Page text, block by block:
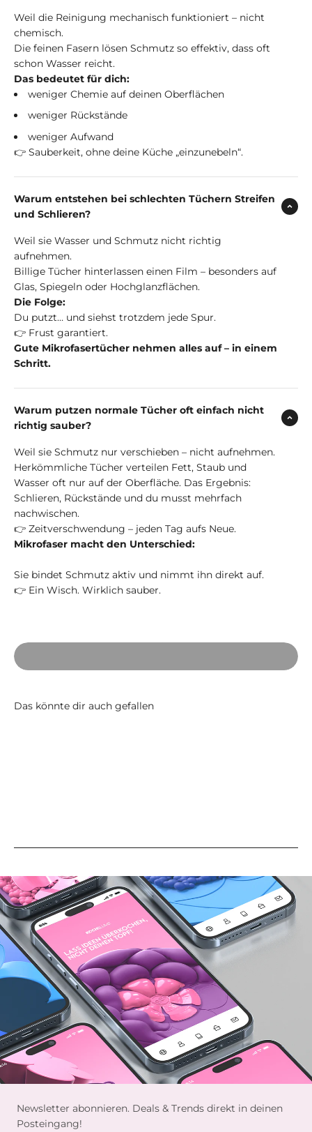
Weil die Reinigung mechanisch funktioniert – nicht
chemisch.
Die feinen Fasern lösen Schmutz so effektiv, dass oft
schon Wasser reicht.
Das bedeutet für dich:
weniger Chemie auf deinen Oberflächen
weniger Rückstände
weniger Aufwand
👉 Sauberkeit, ohne deine Küche „einzunebeln“.
Warum entstehen bei schlechten Tüchern Streifen
und Schlieren?
Weil sie Wasser und Schmutz nicht richtig
aufnehmen.
Billige Tücher hinterlassen einen Film – besonders auf
Glas, Spiegeln oder Hochglanzflächen.
Die Folge:
Du putzt… und siehst trotzdem jede Spur.
👉 Frust garantiert.
Gute Mikrofasertücher nehmen alles auf – in einem
Schritt.
Warum putzen normale Tücher oft einfach nicht
richtig sauber?
Weil sie Schmutz nur verschieben – nicht aufnehmen.
Herkömmliche Tücher verteilen Fett, Staub und
Wasser oft nur auf der Oberfläche. Das Ergebnis:
Schlieren, Rückstände und du musst mehrfach
nachwischen.
👉 Zeitverschwendung – jeden Tag aufs Neue.
Mikrofaser macht den Unterschied:
Sie bindet Schmutz aktiv und nimmt ihn direkt auf.
👉 Ein Wisch. Wirklich sauber.
(Variante kann abweichen)
Newsletter abonnieren. Deals & Trends direkt in deinen
Posteingang!